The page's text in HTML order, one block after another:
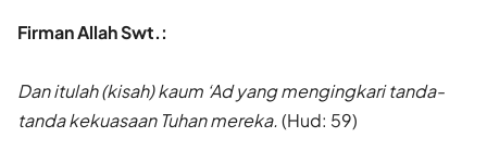
Firman Allah Swt.:
Dan itulah (kisah) kaum ‘Ad yang mengingkari tanda-
tanda kekuasaan Tuhan mereka.(Hud: 59)